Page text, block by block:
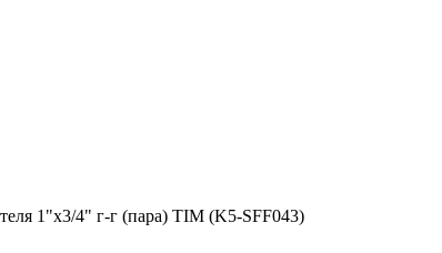
1"х3/4" г-г (пара) TIM (K5-SFF043)